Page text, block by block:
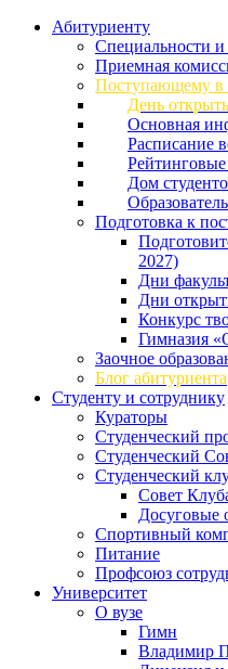
Абитуриенту
Специальности и
Приемная
Поступающему в
День
Основная
Расписание
Дом
Подготовка к
2027)
Дни
Дни
Конкурс
Гимназия
Заочное
Блог абитуриента
Студенту и сотруднику
Кураторы
Студенческий
Студенческий
Студенческий
Совет
Досуговые
Спортивный
Питание
Профсоюз
Университет
О вузе
Гимн
Владимир